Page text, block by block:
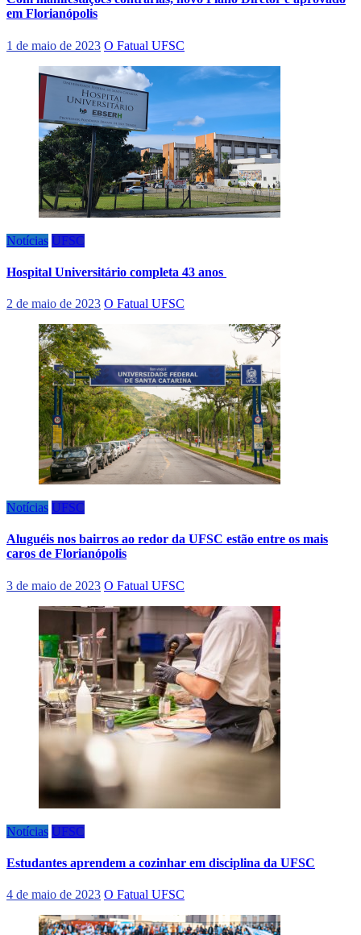
em Florianópolis
1 de maio de 2023 O Fatual UFSC
Notícias UFSC
Hospital Universitário completa 43 anos
2 de maio de 2023 O Fatual UFSC
Notícias UFSC
Aluguéis nos bairros ao redor da UFSC estão entre os mais
caros de Florianópolis
3 de maio de 2023 O Fatual UFSC
Notícias UFSC
Estudantes aprendem a cozinhar em disciplina da UFSC
4 de maio de 2023 O Fatual UFSC